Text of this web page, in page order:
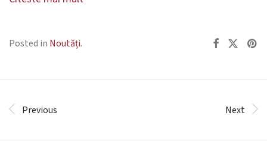
Posted in Noutăți.
Previous Next